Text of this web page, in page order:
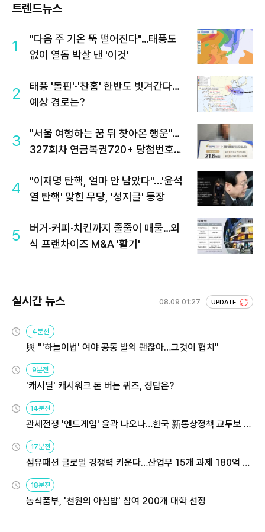
트렌드뉴스
1
"다음 주 기온 뚝 떨어진다"…태풍도
없이 열돔 박살 낸 '이것'
2
태풍 '돌핀'·'찬홈' 한반도 빗겨간다…
예상 경로는?
3
"서울 여행하는 꿈 뒤 찾아온 행운"…
327회차 연금복권720+ 당첨번호조
4
"이재명 탄핵, 얼마 안 남았다"...'윤석
열 탄핵' 맞힌 무당, '성지글' 등장
5
버거·커피·치킨까지 줄줄이 매물…외
식 프랜차이즈 M&A '활기'
실시간 뉴스 08.09 01:27 UPDATE
4분전
與 "'하늘이법' 여야 공동 발의 괜찮아…그것이 협치"
9분전
'캐시딜' 캐시워크 돈 버는 퀴즈, 정답은?
14분전
관세전쟁 '엔드게임' 윤곽 나오나…한국 新통상정책 교두보 활
17분전
섬유패션 글로벌 경쟁력 키운다…산업부 15개 과제 180억 지
18분전
농식품부, '천원의 아침밥' 참여 200개 대학 선정